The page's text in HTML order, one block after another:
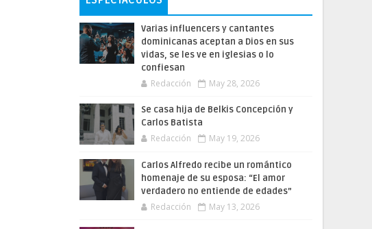
Varias influencers y cantantes
dominicanas aceptan a Dios en sus
vidas, se les ve en iglesias o lo
confiesan
Redacción May 28, 2026
Se casa hija de Belkis Concepción y
Carlos Batista
Redacción May 19, 2026
Carlos Alfredo recibe un romántico
homenaje de su esposa: “El amor
verdadero no entiende de edades”
Redacción May 13, 2026